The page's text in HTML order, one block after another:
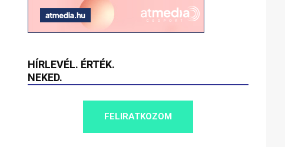
HÍRLEVÉL. ÉRTÉK.
NEKED.
FELIRATKOZOM